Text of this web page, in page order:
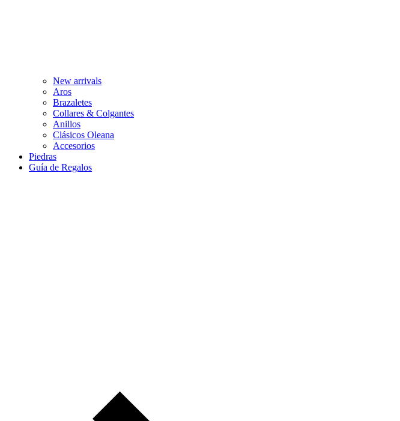
New arrivals
Aros
Brazaletes
Collares & Colgantes
Anillos
Clásicos Oleana
Accesorios
Piedras
Guía de Regalos